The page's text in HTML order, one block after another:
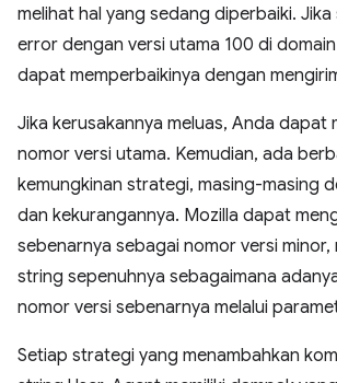
melihat hal yang sedang diperbaiki. Jika
error dengan versi utama 100 di
dapat memperbaikinya dengan
Jika kerusakannya meluas, Anda dapat
nomor versi utama. Kemudian, ada
kemungkinan strategi, masing-masing
dan kekurangannya. Mozilla dapat
sebenarnya sebagai nomor versi minor,
string sepenuhnya sebagaimana
nomor versi sebenarnya melalui
Setiap strategi yang menambahkan